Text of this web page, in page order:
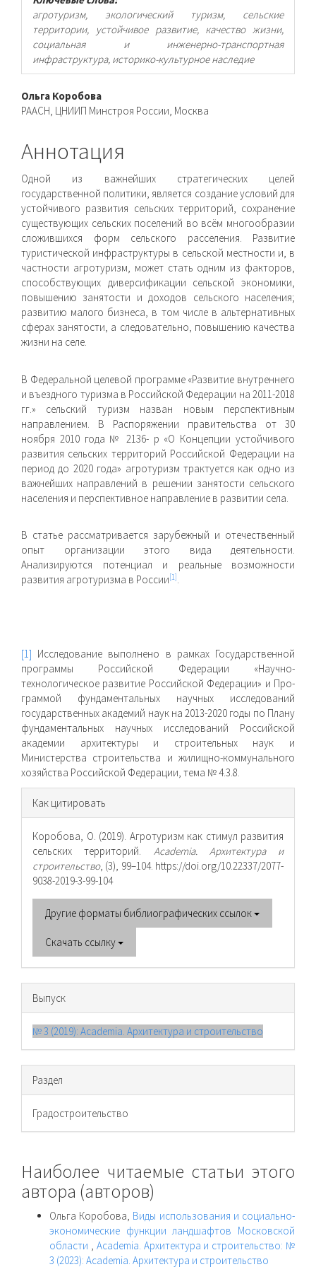
агротуризм, экологический туризм, сельские
территории, устойчивое развитие, качество жизни,
социальная и инженерно-транспортная
инфраструктура, историко-культурное наследие
Основное
содержимое
статьи
Ольга Коробова
РААСН, ЦНИИП Минстроя России, Москва
Аннотация
Одной из важнейших стратегических целей
государственной политики, является создание условий для
устойчивого развития сельских территорий, сохранение
существующих сельских по­селений во всём многообразии
сложившихся форм сельского расселения. Развитие
туристической инфраструктуры в сельской местности и, в
частности агротуризм, может стать одним из фак­торов,
способствующих диверсификации сельской экономики,
повышению занятости и доходов сельского населения;
развитию малого бизнеса, в том числе в альтернативных
сферах занятости, а следовательно, повышению качества
жизни на селе.
В Федеральной целевой программе «Развитие внутреннего
и въездного туризма в Российской Федерации на 2011-2018
гг.» сельский туризм назван новым перспективным
направлением. В Распоряжении правительства от 30
ноября 2010 года № 2136- р «О Концепции устойчивого
развития сельских территорий Российской Федерации на
период до 2020 года» агротуризм трактуется как одно из
важнейших направлений в решении занятости сельского
населения и перспективное направление в развитии села.
В статье рассматривается зарубежный и отечественный
опыт организации этого вида деятельности.
Анализируются потенциал и реальные возможности
развития агротуризма в России[1].
[1] Исследование выполнено в рамках Государственной
программы Российской Федерации «Научно-
технологическое развитие Российской Федерации» и Про­
граммой фундаментальных научных исследований
государственных академий наук на 2013-2020 годы по Плану
фундаментальных научных исследований Российской
академии архитектуры и строительных наук и
Министерства строительства и жи­лищно-коммунального
хозяйства Российской Федерации, тема № 4.3.8.
Информация
о статье
Как цитировать
Коробова, О. (2019). Агротуризм как стимул развития
сельских территорий. Academia. Архитектура и
строительство, (3), 99–104. https://doi.org/10.22337/2077-
9038-2019-3-99-104
Другие форматы библиографических ссылок
Скачать ссылку
Выпуск
№ 3 (2019): Academia. Архитектура и строительство
Раздел
Градостроительство
Наиболее читаемые статьи этого
автора (авторов)
Ольга Коробова, Виды использования и социально-
экономические функции ландшафтов Московской
области , Academia. Архитектура и строительство: №
3 (2023): Academia. Архитектура и строительство